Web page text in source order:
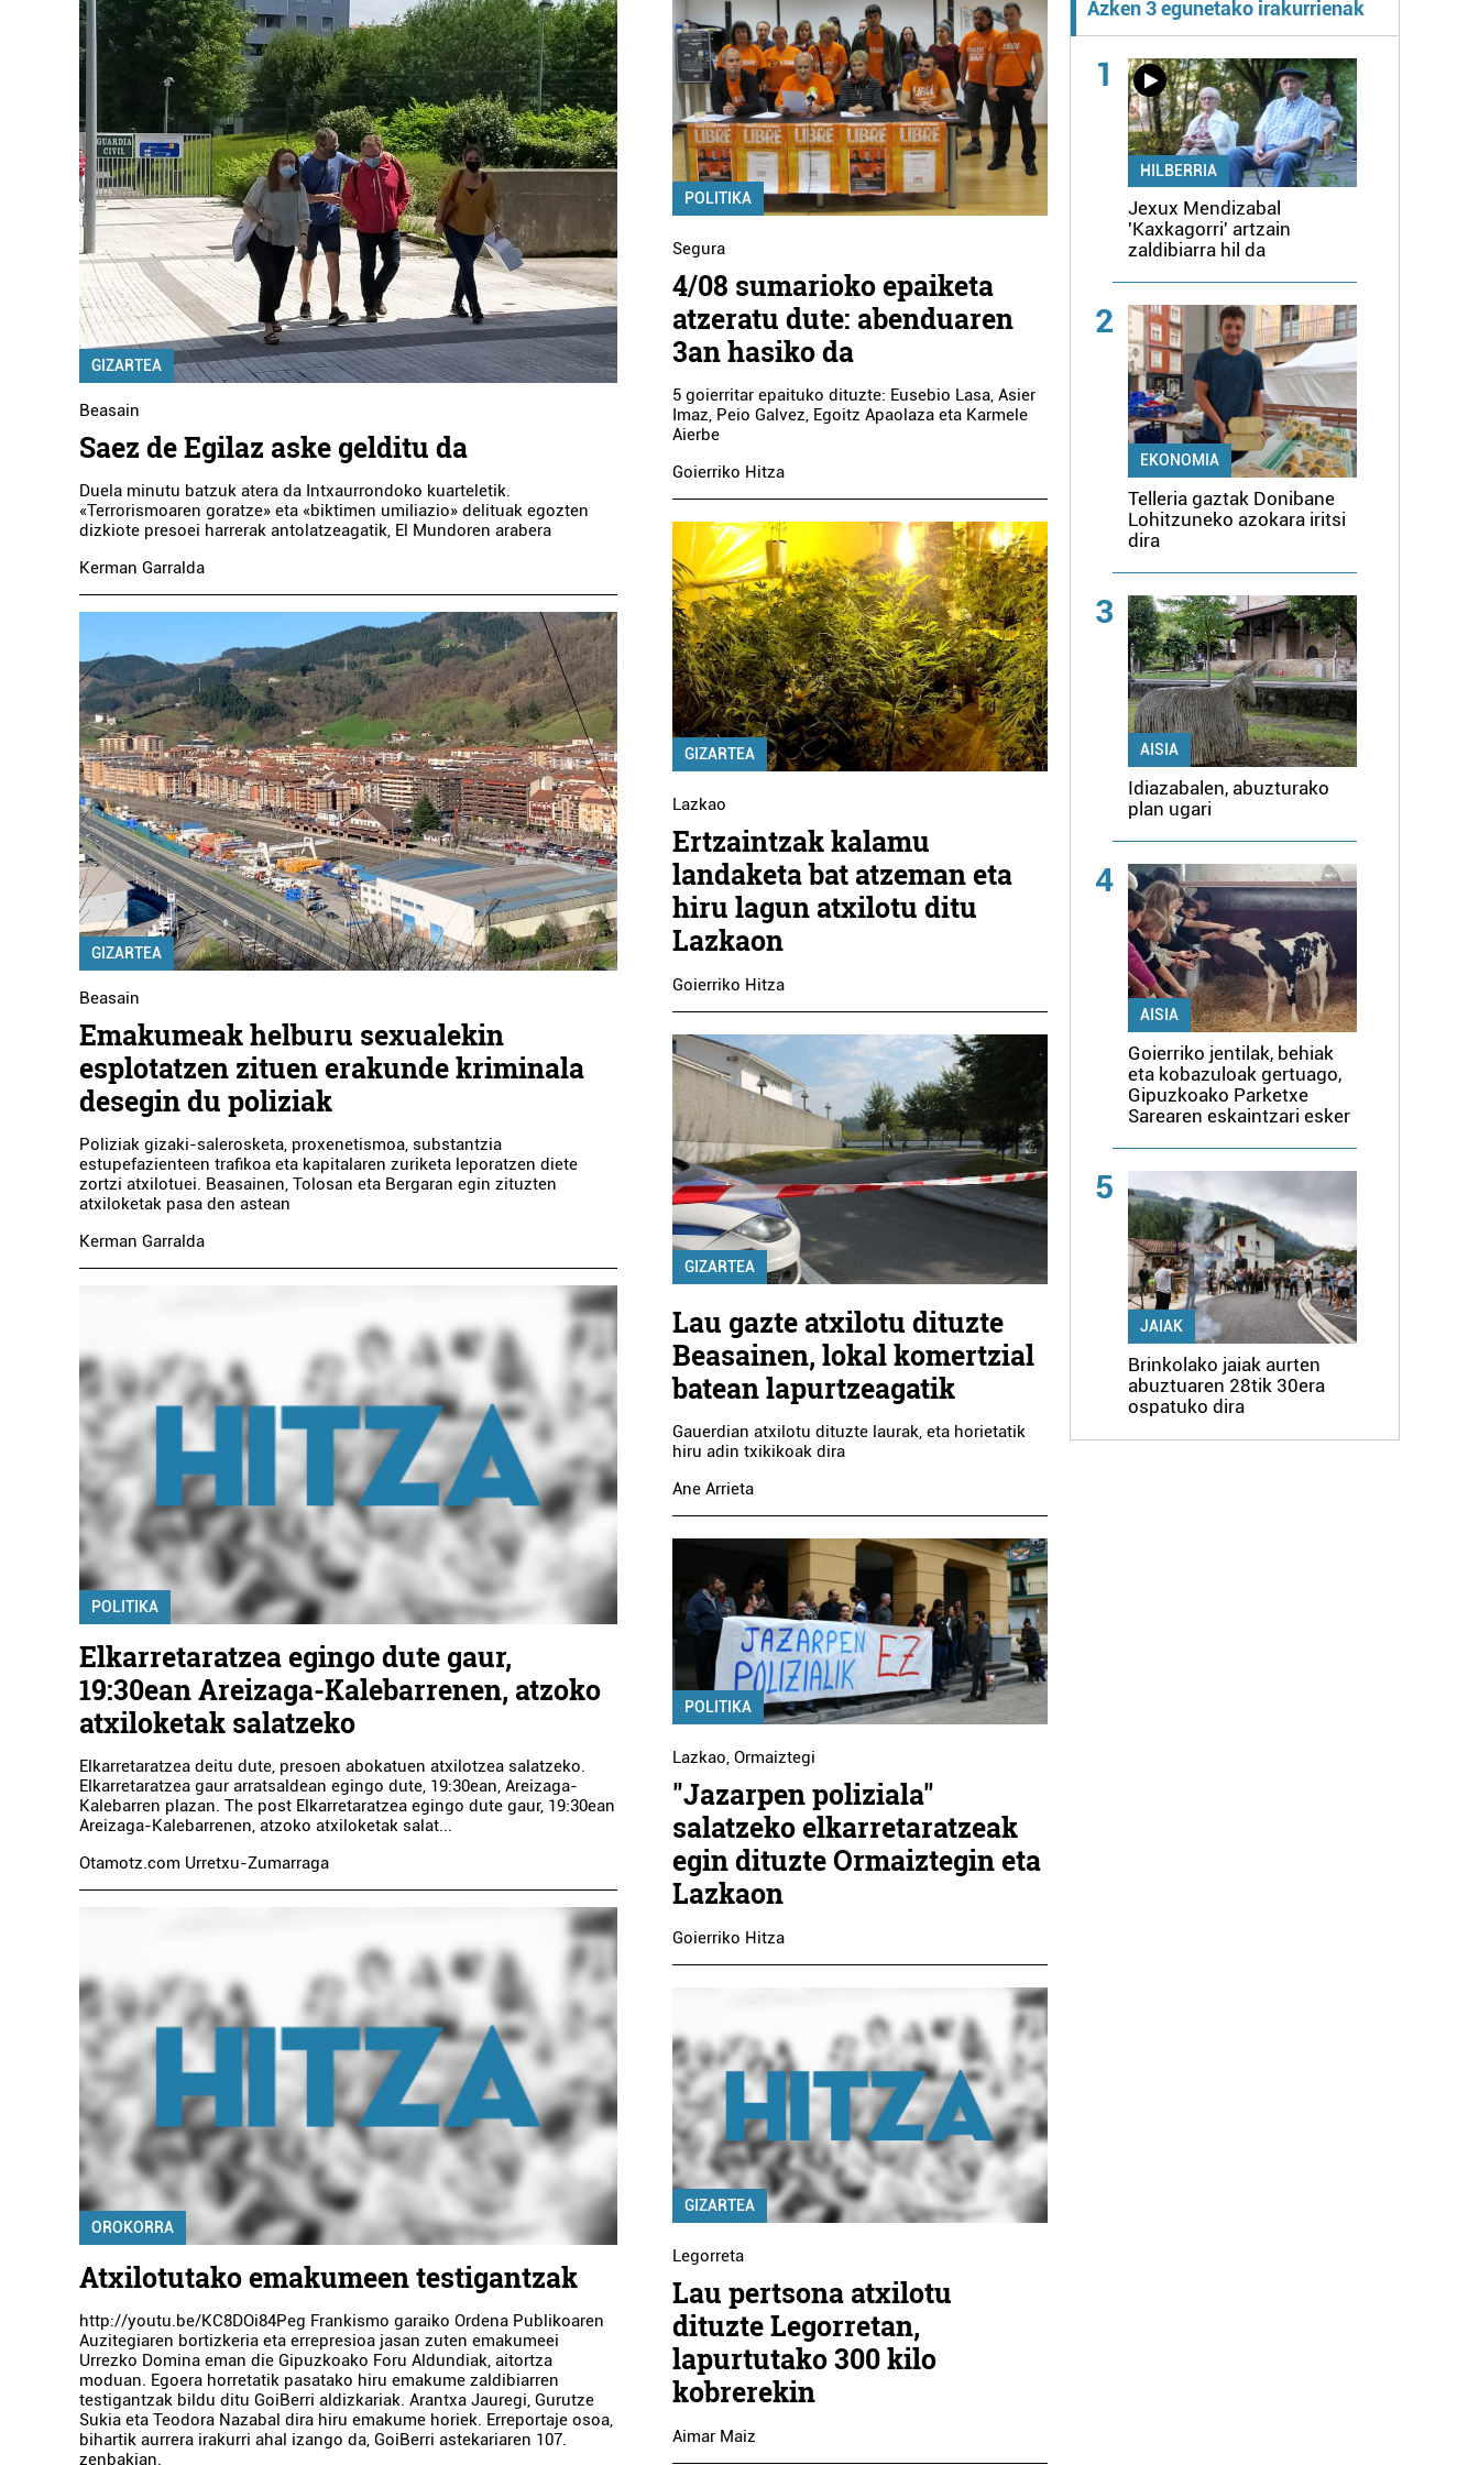
GIZARTEA
Beasain
Saez de Egilaz aske gelditu da
Duela minutu batzuk atera da Intxaurrondoko kuarteletik.
«Terrorismoaren goratze» eta «biktimen umiliazio» delituak egozten
dizkiote presoei harrerak antolatzeagatik, El Mundoren arabera
Kerman Garralda
GIZARTEA
Beasain
Emakumeak helburu sexualekin
esplotatzen zituen erakunde kriminala
desegin du poliziak
Poliziak gizaki-salerosketa, proxenetismoa, substantzia
estupefazienteen trafikoa eta kapitalaren zuriketa leporatzen diete
zortzi atxilotuei. Beasainen, Tolosan eta Bergaran egin zituzten
atxiloketak pasa den astean
Kerman Garralda
POLITIKA
Elkarretaratzea egingo dute gaur,
19:30ean Areizaga-Kalebarrenen, atzoko
atxiloketak salatzeko
Elkarretaratzea deitu dute, presoen abokatuen atxilotzea salatzeko.
Elkarretaratzea gaur arratsaldean egingo dute, 19:30ean, Areizaga-
Kalebarren plazan. The post Elkarretaratzea egingo dute gaur, 19:30ean
Areizaga-Kalebarrenen, atzoko atxiloketak salat...
Otamotz.com Urretxu-Zumarraga
OROKORRA
Atxilotutako emakumeen testigantzak
http://youtu.be/KC8DOi84Peg Frankismo garaiko Ordena Publikoaren
Auzitegiaren bortizkeria eta errepresioa jasan zuten emakumeei
Urrezko Domina eman die Gipuzkoako Foru Aldundiak, aitortza
moduan. Egoera horretatik pasatako hiru emakume zaldibiarren
testigantzak bildu ditu GoiBerri aldizkariak. Arantxa Jauregi, Gurutze
Sukia eta Teodora Nazabal dira hiru emakume horiek. Erreportaje osoa,
bihartik aurrera irakurri ahal izango da, GoiBerri astekariaren 107.
zenbakian.
POLITIKA
Segura
4/08 sumarioko epaiketa
atzeratu dute: abenduaren
3an hasiko da
5 goierritar epaituko dituzte: Eusebio Lasa, Asier
Imaz, Peio Galvez, Egoitz Apaolaza eta Karmele
Aierbe
Goierriko Hitza
GIZARTEA
Lazkao
Ertzaintzak kalamu
landaketa bat atzeman eta
hiru lagun atxilotu ditu
Lazkaon
Goierriko Hitza
GIZARTEA
Lau gazte atxilotu dituzte
Beasainen, lokal komertzial
batean lapurtzeagatik
Gauerdian atxilotu dituzte laurak, eta horietatik
hiru adin txikikoak dira
Ane Arrieta
POLITIKA
Lazkao,Ormaiztegi
"Jazarpen poliziala"
salatzeko elkarretaratzeak
egin dituzte Ormaiztegin eta
Lazkaon
Goierriko Hitza
GIZARTEA
Legorreta
Lau pertsona atxilotu
dituzte Legorretan,
lapurtutako 300 kilo
kobrerekin
Aimar Maiz
Azken 3 egunetako irakurrienak
1
HILBERRIA
Jexux Mendizabal
'Kaxkagorri' artzain
zaldibiarra hil da
2
EKONOMIA
Telleria gaztak Donibane
Lohitzuneko azokara iritsi
dira
3
AISIA
Idiazabalen, abuzturako
plan ugari
4
AISIA
Goierriko jentilak, behiak
eta kobazuloak gertuago,
Gipuzkoako Parketxe
Sarearen eskaintzari esker
5
JAIAK
Brinkolako jaiak aurten
abuztuaren 28tik 30era
ospatuko dira